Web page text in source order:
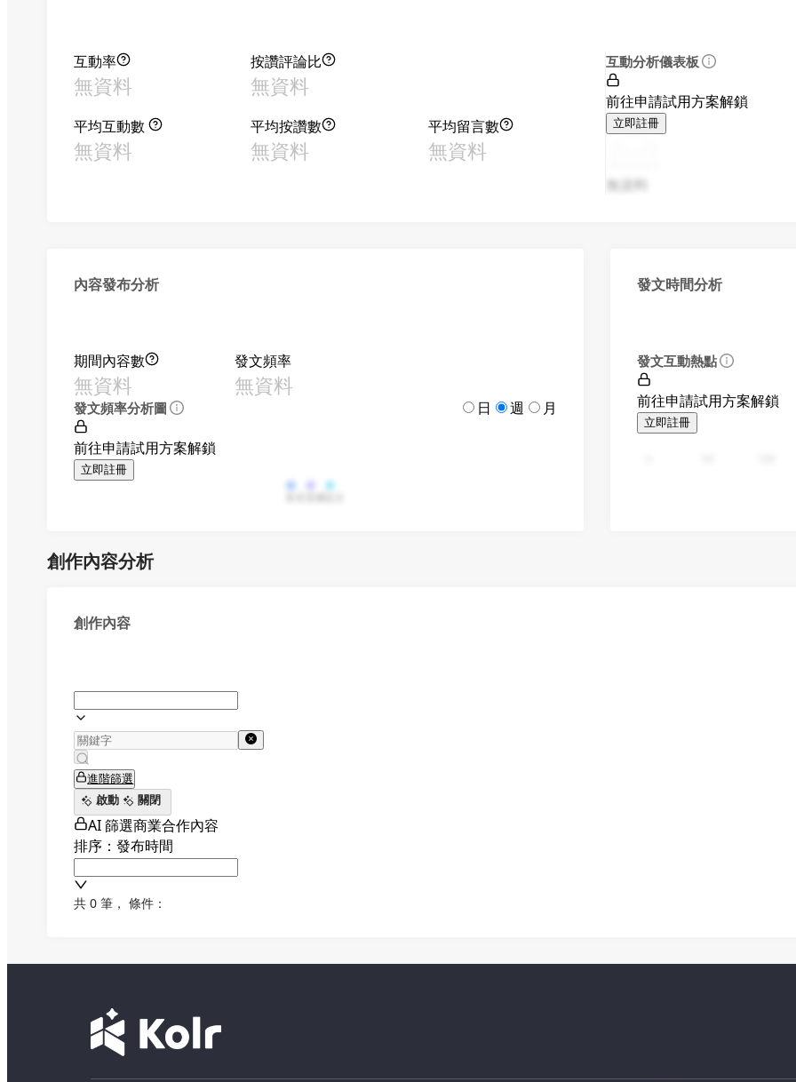
互動率
無資料
按讚評論比
無資料
平均互動數
無資料
平均按讚數
無資料
平均留言數
無資料
互動分析儀表板
前往申請試用方案解鎖
立即註冊
無資料
內容發布分析
期間內容數
無資料
發文頻率
無資料
發文頻率分析圖 日 週 月
前往申請試用方案解鎖
立即註冊
發文時間分析
發文互動熱點
前往申請試用方案解鎖
立即註冊
創作內容分析
創作內容
進階篩選
啟動
關閉
AI 篩選商業合作內容
排序：發布時間
共 0 筆 ， 條件：